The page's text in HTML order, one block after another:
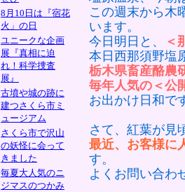
8月10日は『宿花
火」の日
ユニークな企画
展『真相に迫
れ！科学捜査
展』
古墳や城の跡に
建つさくら市ミ
ュージアム
さくら市で沢山
の妖怪に会って
きました
毎夏大人気のニ
ジマスのつかみ
この週末から木
います。
今日明日と、
＜
本日西那須野塩
栃木県畜産酪農
毎年人気の＜公
お出かけ日和で
さて、紅葉が見
最近、お客様に
す。
よくお問い合わ